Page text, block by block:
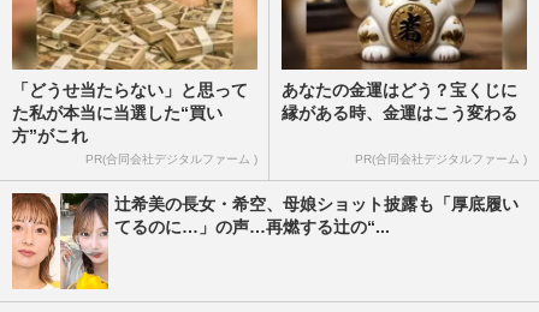
「どうせ当たらない」と思って
た私が本当に当選した“買い
方”がこれ
PR(合同会社デジタルファーム )
あなたの金運はどう？宝くじに
縁がある時、金運はこう変わる
PR(合同会社デジタルファーム )
辻希美の長女・希空、母娘ショット披露も「厚底履い
てるのに…」の声…再燃する辻の“...